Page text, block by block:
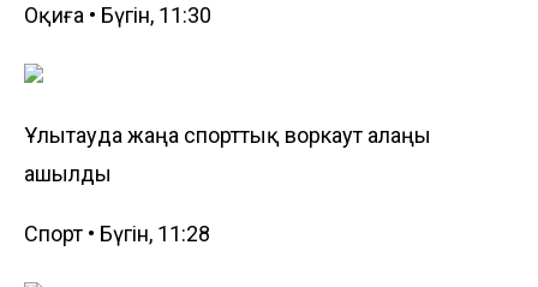
Оқиға • Бүгін, 11:30
Ұлытауда жаңа спорттық воркаут алаңы
ашылды
Спорт • Бүгін, 11:28